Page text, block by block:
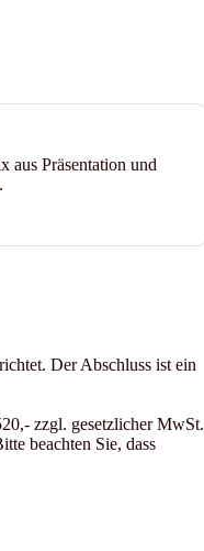
aus Präsentation und
Der Abschluss ist ein
zzgl. gesetzlicher MwSt.
beachten Sie, dass